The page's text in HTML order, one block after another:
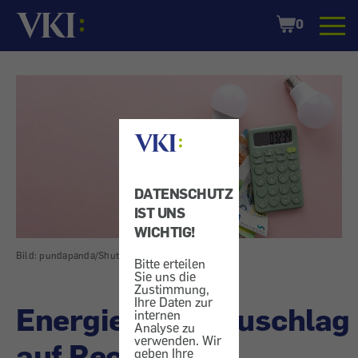
DATENSCHUTZ
IST UNS
WICHTIG!
Bitte erteilen
Sie uns die
Zustimmung,
Ihre Daten zur
internen
Analyse zu
verwenden. Wir
geben Ihre
Startseite
Shopping
Cart
0
Bild: pundapanda/Shutterstock
Energiekostenzuschlag